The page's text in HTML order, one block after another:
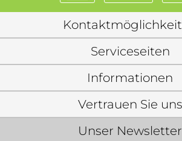
Serviceseiten
Informationen
Unser Newsletter
Vertrauen Sie uns